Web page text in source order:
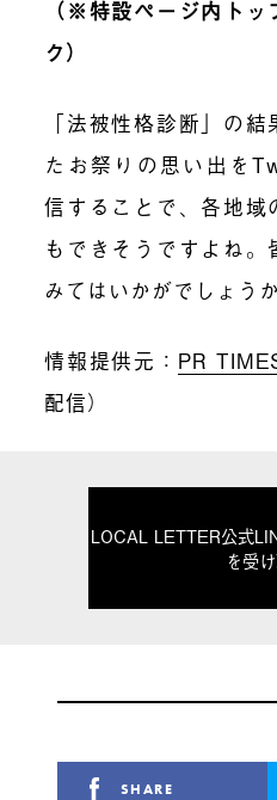
（※特設ページ内ト
ク）
「法被性格診断」の
たお祭りの思い出を
信することで、各地域
もできそうですよね
みてはいかがでしょう
情報提供元： PR
配信）
LOCAL LETTER公式
を受
SHARE